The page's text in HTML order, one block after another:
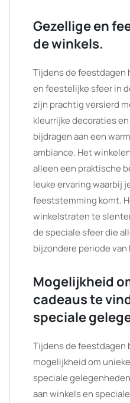
Gezellige en
de winkels.
Tijdens de feestdagen
en feestelijke sfeer in
zijn prachtig versierd
kleurrijke decoraties
bijdragen aan een
ambiance. Het
alleen een praktische
leuke ervaring waarbij
feeststemming komt.
winkelstraten te
de speciale sfeer die
bijzondere periode van
Mogelijkheid
cadeaus te
speciale
Tijdens de feestdagen
mogelijkheid om
speciale
aan winkels en